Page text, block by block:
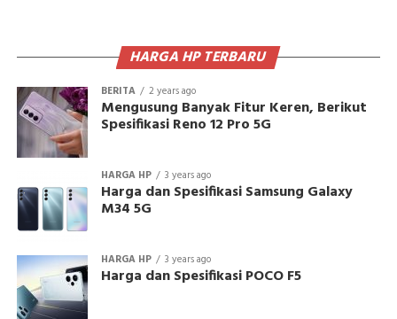
HARGA HP TERBARU
BERITA 2 years ago
Mengusung Banyak Fitur Keren, Berikut
Spesifikasi Reno 12 Pro 5G
HARGA HP 3 years ago
Harga dan Spesifikasi Samsung Galaxy
M34 5G
HARGA HP 3 years ago
Harga dan Spesifikasi POCO F5